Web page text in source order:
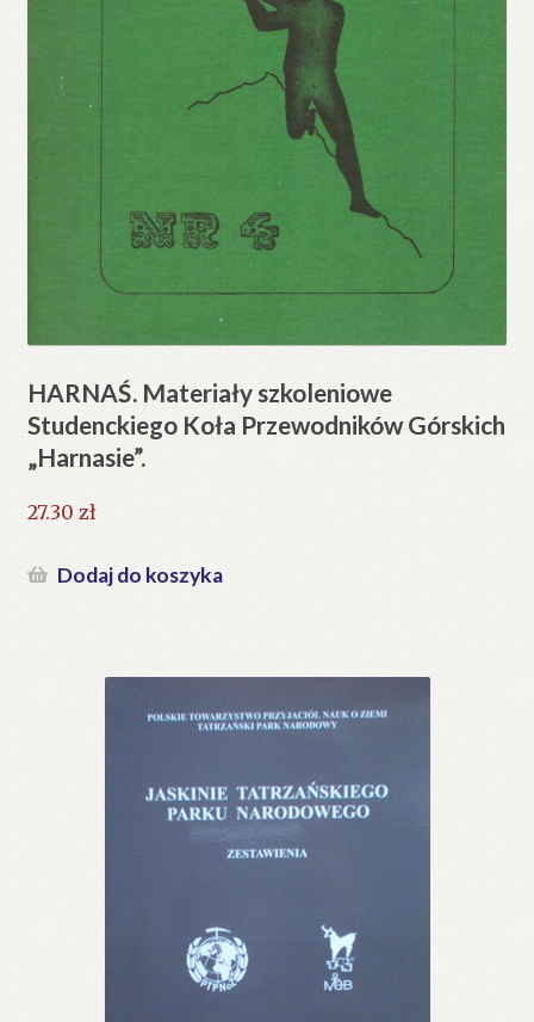
HARNAŚ. Materiały szkoleniowe
Studenckiego Koła Przewodników Górskich
„Harnasie”.
27.30 zł
Dodaj do koszyka